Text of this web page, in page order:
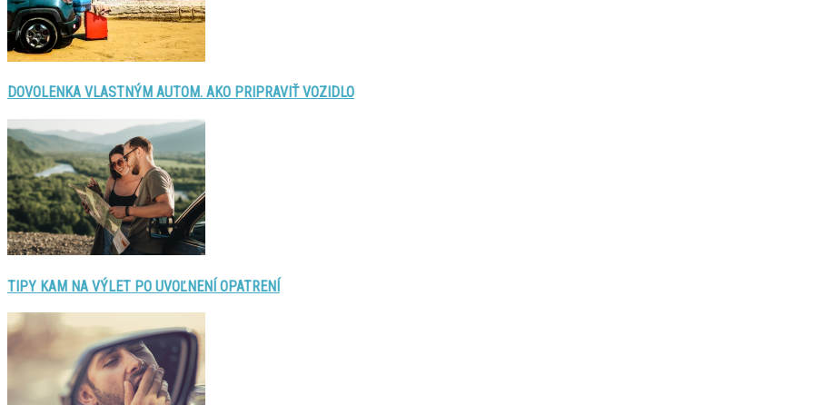
DOVOLENKA VLASTNÝM AUTOM. AKO PRIPRAVIŤ VOZIDLO
TIPY KAM NA VÝLET PO UVOĽNENÍ OPATRENÍ